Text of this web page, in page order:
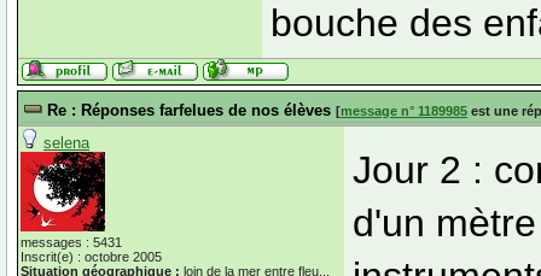
bouche des
Re : Réponses farfelues de nos élèves [message n° 1189985 est une
selena
messages : 5431
Inscrit(e) : octobre 2005
Situation géographique : loin de la mer entre fleu...
Jour 2 :
d'un